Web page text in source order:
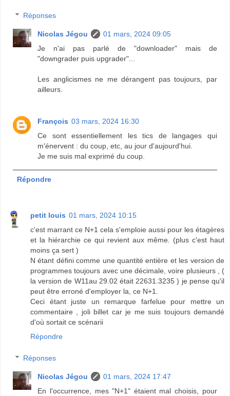
Réponses
Nicolas Jégou
01 mars, 2024 09:05
Je n'ai pas parlé de "downloader" mais de
"downgrader puis upgrader"...
Les anglicismes ne me dérangent pas toujours, par
ailleurs.
François 03 mars, 2024 16:30
Ce sont essentiellement les tics de langages qui
m'énervent : du coup, etc, au jour d'aujourd'hui.
Je me suis mal exprimé du coup.
Répondre
petit louis 01 mars, 2024 10:15
c'est marrant ce N+1 cela s'emploie aussi pour les étagères
et la hiérarchie ce qui revient aux même. (plus c'est haut
moins ça sert )
N étant défini comme une quantité entière et les version de
programmes toujours avec une décimale, voire plusieurs , (
la version de W11au 29.02 était 22631.3235 ) je pense qu'il
peut être erroné d'employer la, ce N+1.
Ceci étant juste un remarque farfelue pour mettre un
commentaire , joli billet car je me suis toujours demandé
d'où sortait ce scénarii
Répondre
Réponses
Nicolas Jégou
01 mars, 2024 17:47
En l'occurrence, mes "N+1" étaient mal choisis, pour